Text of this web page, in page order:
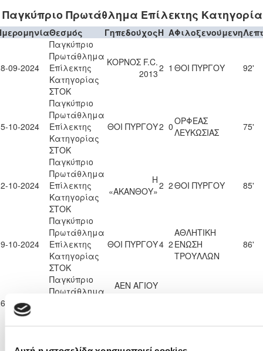
Παγκύπριο Πρωτάθλημα Επίλεκτης
Θεσμός ΓηπεδούχοςH AΦιλοξενούμενη
09-2024
Παγκύπριο
Πρωτάθλημα
Επίλεκτης
Κατηγορίας
ΣΤΟΚ
ΚΟΡΝΟΣ F.C.
20132 1 ΘΟΙ ΠΥΡΓΟΥ 92'
10-2024
Παγκύπριο
Πρωτάθλημα
Επίλεκτης
Κατηγορίας
ΣΤΟΚ
ΘΟΙ ΠΥΡΓΟΥ2 0ΟΡΦΕΑΣ
ΛΕΥΚΩΣΙΑΣ
75'
10-2024
Παγκύπριο
Πρωτάθλημα
Επίλεκτης
Κατηγορίας
ΣΤΟΚ
Η
«ΑΚΑΝΘΟΥ»2 2ΘΟΙ ΠΥΡΓΟΥ 85'
10-2024
Παγκύπριο
Πρωτάθλημα
Επίλεκτης
Κατηγορίας
ΣΤΟΚ
ΘΟΙ ΠΥΡΓΟΥ4 2
ΑΘΛΗΤΙΚΗ
ΕΝΩΣΗ
ΤΡΟΥΛΛΩΝ
86'
10-2024
Παγκύπριο
Πρωτάθλημα
ΣΤΟΚ
ΑΕΝ ΑΓΙΟΥ